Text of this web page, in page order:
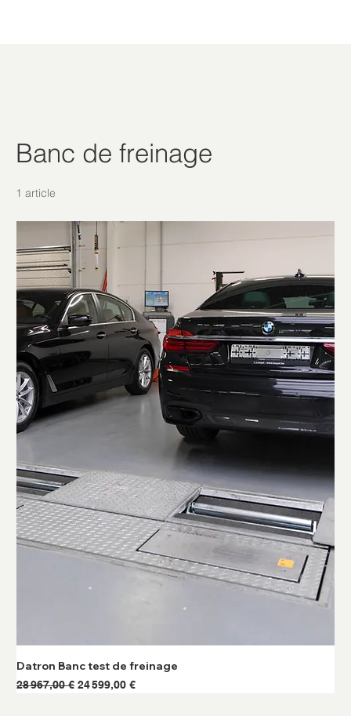
Banc de freinage
1 article
Datron Banc test de freinage
Prix original
28 967,00 € Prix promotionnel
24 599,00 €